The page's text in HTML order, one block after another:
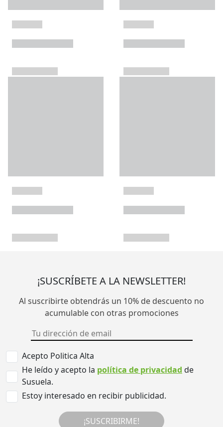
¡SUSCRÍBETE A LA NEWSLETTER!
Al suscribirte obtendrás un 10% de descuento no
acumulable con otras promociones
Acepto Politica Alta
He leído y acepto la política de privacidad de
Susuela.
Estoy interesado en recibir publicidad.
¡SUSCRIBIRME!